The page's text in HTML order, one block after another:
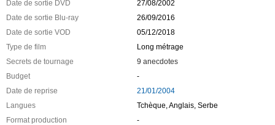
Date de sortie DVD
27/08/2002
Date de sortie Blu-ray
26/09/2016
Date de sortie VOD
05/12/2018
Type de film
Long métrage
Secrets de tournage
9 anecdotes
Budget
-
Date de reprise
21/01/2004
Langues
Tchèque, Anglais, Serbe
Format production
-